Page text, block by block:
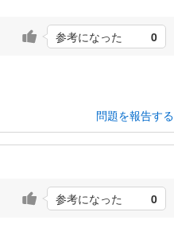
参考になった 0
問題を報告する
参考になった 0